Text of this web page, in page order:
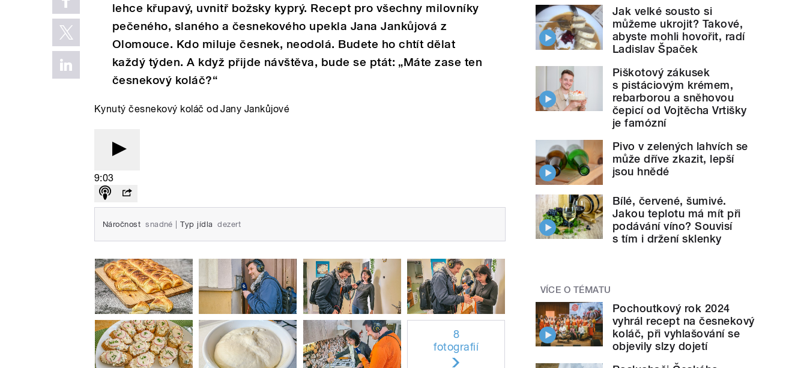
lehce křupavý, uvnitř božsky kyprý. Recept pro všechny milovníky
pečeného, slaného a česnekového upekla Jana Jankůjová z
Olomouce. Kdo miluje česnek, neodolá. Budete ho chtít dělat
každý týden. A když přijde návštěva, bude se ptát: „Máte zase ten
česnekový koláč?“
Kynutý česnekový koláč od Jany Jankůjové
9:03
Náročnost snadné Typ jídla dezert
8
fotografií
Jak velké sousto si
můžeme ukrojit? Takové,
abyste mohli hovořit, radí
Ladislav Špaček
Piškotový zákusek
s pistáciovým krémem,
rebarborou a sněhovou
čepicí od Vojtěcha Vrtišky
je famózní
Pivo v zelených lahvích se
může dříve zkazit, lepší
jsou hnědé
Bílé, červené, šumivé.
Jakou teplotu má mít při
podávání víno? Souvisí
s tím i držení sklenky
VÍCE O TÉMATU
Pochoutkový rok 2024
vyhrál recept na česnekový
koláč, při vyhlašování se
objevily slzy dojetí